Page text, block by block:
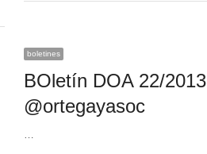
boletines
BOletín DOA 22/2013
@ortegayasoc
…